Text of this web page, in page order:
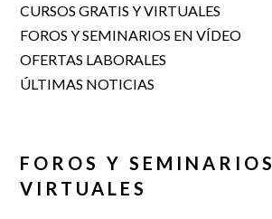
CURSOS GRATIS Y VIRTUALES
FOROS Y SEMINARIOS EN VÍDEO
OFERTAS LABORALES
ÚLTIMAS NOTICIAS
FOROS Y SEMINARIOS
VIRTUALES